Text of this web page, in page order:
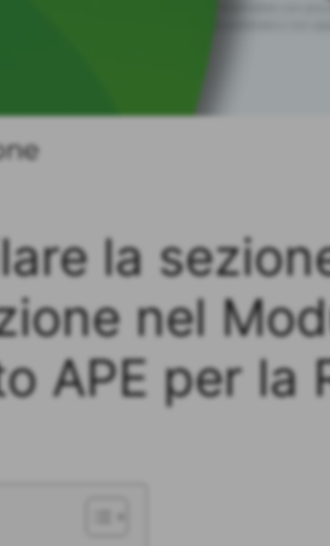
la
nel
APE per la